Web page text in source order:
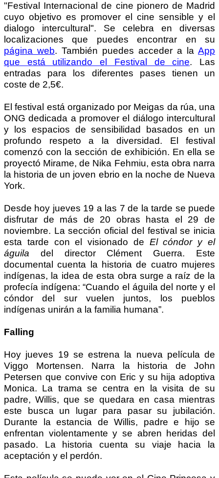
"Festival Internacional de cine pionero de Madrid
cuyo objetivo es promover el cine sensible y el
dialogo intercultural". Se celebra en diversas
localizaciones que puedes encontrar en su
página web. También puedes acceder a la App
que está utilizando el Festival de cine. Las
entradas para los diferentes pases tienen un
coste de 2,5€.
El festival está organizado por Meigas da rúa, una
ONG dedicada a promover el diálogo intercultural
y los espacios de sensibilidad basados en un
profundo respeto a la diversidad. El festival
comenzó con la sección de exhibición. En ella se
proyectó Mirame, de Nika Fehmiu, esta obra narra
la historia de un joven ebrio en la noche de Nueva
York.
Desde hoy jueves 19 a las 7 de la tarde se puede
disfrutar de más de 20 obras hasta el 29 de
noviembre. La sección oficial del festival se inicia
esta tarde con el visionado de El cóndor y el
águila del director Clément Guerra. Este
documental cuenta la historia de cuatro mujeres
indígenas, la idea de esta obra surge a raíz de la
profecía indígena:“Cuando el águila del norte y el
cóndor del sur vuelen juntos, los pueblos
indígenas unirán a la familia humana”.
Falling
Hoy jueves 19 se estrena la nueva película de
Viggo Mortensen. Narra la historia de John
Petersen que convive con Eric y su hija adoptiva
Monica. La trama se centra en la visita de su
padre, Willis, que se quedara en casa mientras
este busca un lugar para pasar su jubilación.
Durante la estancia de Willis, padre e hijo se
enfrentan violentamente y se abren heridas del
pasado. La historia cuenta su viaje hacia la
aceptación y el perdón.